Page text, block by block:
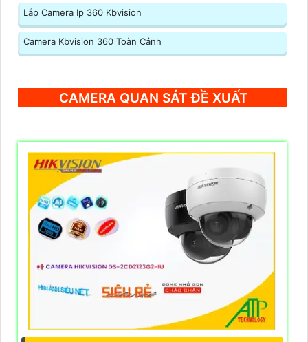
Lắp Camera Ip 360 Kbvision
Camera Kbvision 360 Toàn Cảnh
CAMERA QUAN SÁT ĐỀ XUẤT